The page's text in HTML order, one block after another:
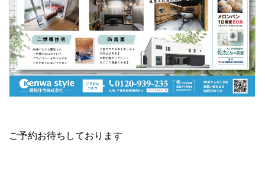
ご予約お待ちしております